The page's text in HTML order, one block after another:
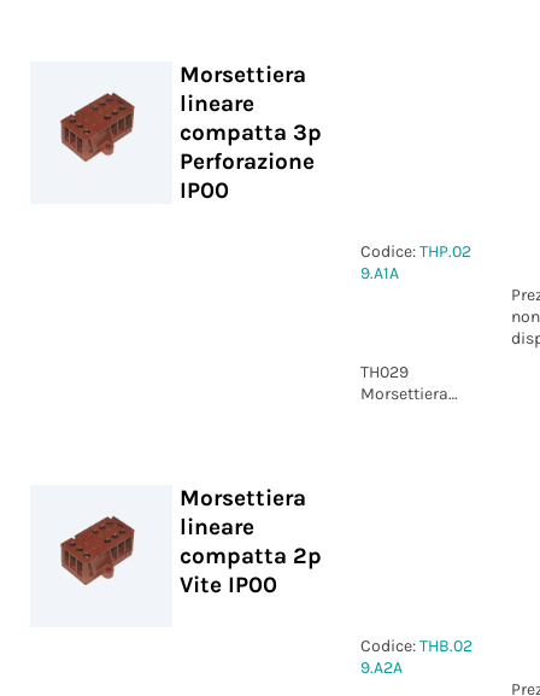
Morsettiera
lineare
compatta 3p
Perforazione
IP00
Codice:THP.02
9.A1A
non
TH029
Morsettiera
Morsettiera
lineare
compatta 2p
Vite IP00
Codice:THB.02
9.A2A